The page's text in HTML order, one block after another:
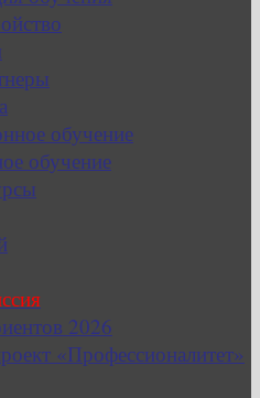
обучение
обучение
2026
«Профессионалитет»